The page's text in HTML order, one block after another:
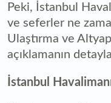
Peki, İstanbul
ve seferler ne
Ulaştırma ve
açıklamanın
İstanbul